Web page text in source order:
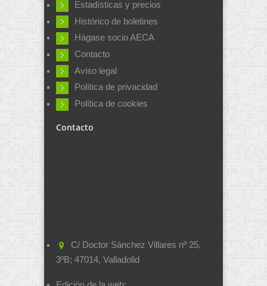
Estadísticas y precios
Histórico de boletines
Hágase socio AECA
Contacto
Aviso legal
Política de privacidad
Política de cookies
Contacto
C/ Doctor Sánchez Villares nº 25,
3ºB; 47014, Valladolid